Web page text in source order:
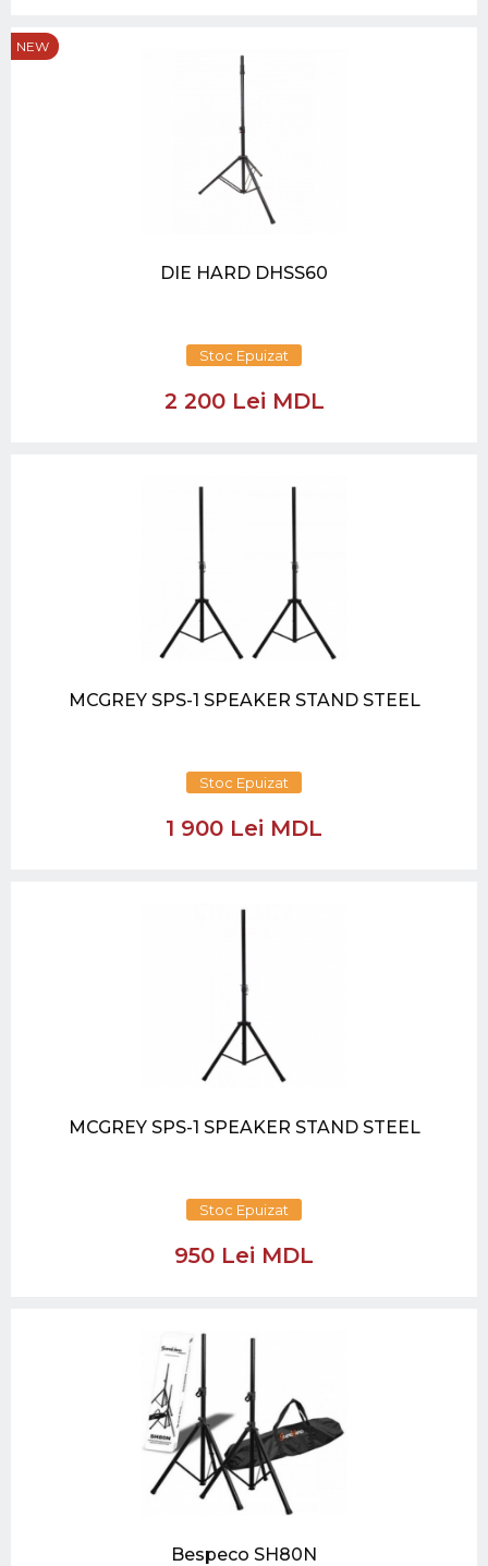
DIE HARD DHSS60
Stoc Epuizat
2 200 Lei MDL
NEW
MCGREY SPS-1 SPEAKER STAND STEEL
Stoc Epuizat
1 900 Lei MDL
MCGREY SPS-1 SPEAKER STAND STEEL
Stoc Epuizat
950 Lei MDL
Bespeco SH80N